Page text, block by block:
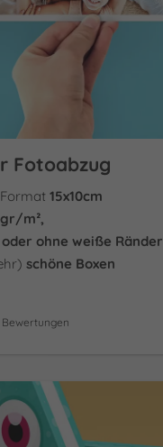
Fotoabzug
15x10cm
m²,
ohne weiße Ränder
schöne Boxen
Bewertungen